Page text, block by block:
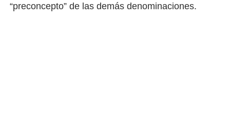
“preconcepto” de las demás denominaciones.